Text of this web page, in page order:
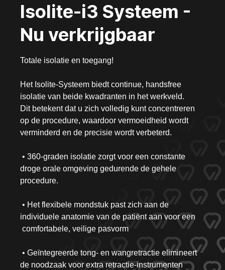
Isolite-i3 Systeem -
Nu verkrijgbaar
Totale isolatie en toegang!
Het Isolite-Systeem biedt continue, handsfree
isolatie van beide kwadranten in het werkveld.
Dit betekent dat u zich volledig kunt concentreren
op de procedure, waardoor vermoeidheid wordt
verminderd en de precisie wordt verbeterd.
• 360-graden isolatie zorgt voor een constante
droge orale omgeving gedurende de gehele
procedure.
• Het flexibele mondstuk past zich aan de
individuele anatomie van de patiënt aan voor een
comfortabele, veilige pasvorm
• Geïntegreerde tong- en wangretractie elimineert
de noodzaak voor extra retractie-instrumenten